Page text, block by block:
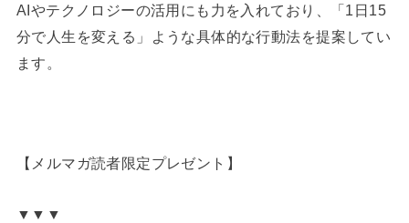
AIやテクノロジーの活用にも力を入れており、「1日15
分で人生を変える」ような具体的な行動法を提案してい
ます。
【メルマガ読者限定プレゼント】
▼▼▼